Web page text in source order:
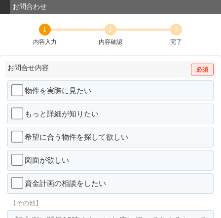
お問合わせ
1
内容入力
2
内容確認
3
完了
お問合せ内容 必須
物件を実際に見たい
もっと詳細が知りたい
希望に合う物件を探して欲しい
図面が欲しい
資金計画の相談をしたい
【その他】